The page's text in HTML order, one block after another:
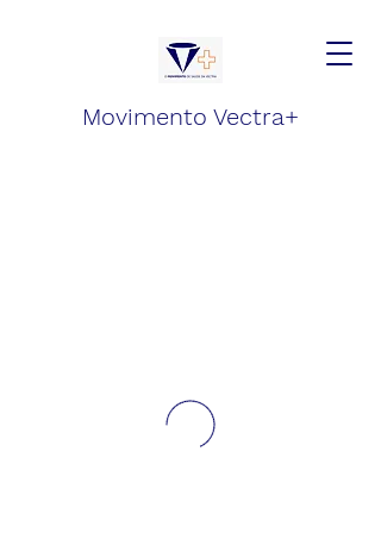
Movimento Vectra+